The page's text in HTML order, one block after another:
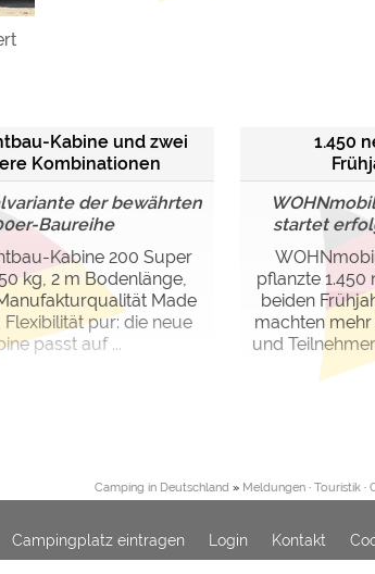
Kabine und zwei
Kombinationen
der bewährten
Baureihe
Kabine 200 Super
kg, 2 m Bodenlänge,
Made
Flexibilität pur: die neue
passt auf ...
1.450
startet
pflanzte 1.450
beiden
machten mehr
und
Camping in Deutschland» Meldungen· Touristik·
Campingplatz eintragen Login Kontakt